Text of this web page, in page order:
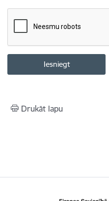
Drukāt lapu